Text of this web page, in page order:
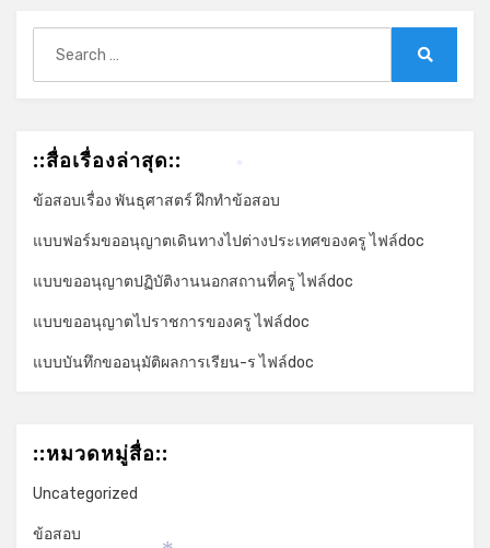
for:
::สื่อเรื่องล่าสุด::
ข้อสอบเรื่อง พันธุศาสตร์ ฝึกทำข้อสอบ
แบบฟอร์มขออนุญาตเดินทางไปต่างประเทศของครู ไฟล์doc
แบบขออนุญาตปฏิบัติงานนอกสถานที่ครู ไฟล์doc
แบบขออนุญาตไปราชการของครู ไฟล์doc
แบบบันทึกขออนุมัติผลการเรียน-ร ไฟล์doc
::หมวดหมู่สื่อ::
Uncategorized
ข้อสอบ